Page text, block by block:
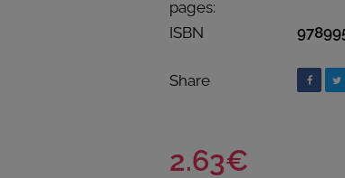
pages:
ISBN
Share
2.63€